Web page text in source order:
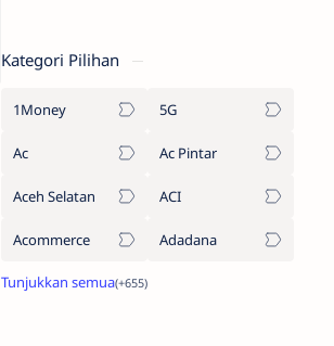
Kategori Pilihan
1Money 5G
Ac Ac Pintar
Aceh Selatan ACI
Acommerce Adadana